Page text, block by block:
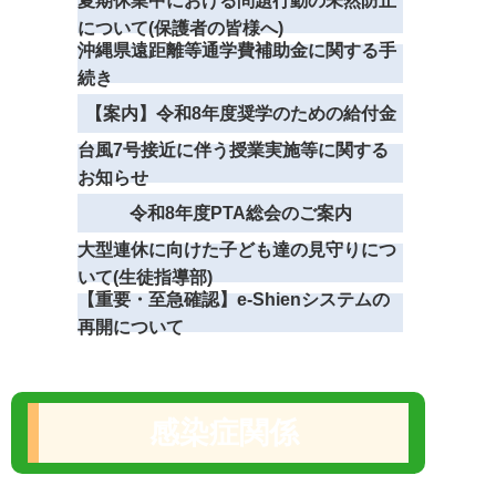
について(保護者の皆様へ)
沖縄県遠距離等通学費補助金に関する手
続き
【案内】令和8年度奨学のための給付金
台風7号接近に伴う授業実施等に関する
お知らせ
令和8年度PTA総会のご案内
大型連休に向けた子ども達の見守りにつ
いて(生徒指導部)
【重要・至急確認】e-Shienシステムの
再開について